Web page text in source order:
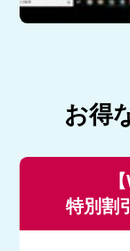
お得
特別割